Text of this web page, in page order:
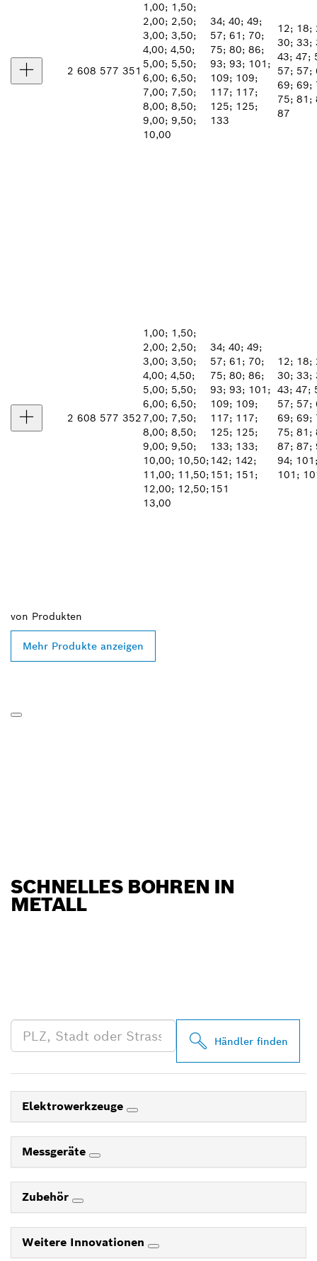
2 608 577 351
1,00; 1,50;
2,00; 2,50;
3,00; 3,50;
4,00; 4,50;
5,00; 5,50;
6,00; 6,50;
7,00; 7,50;
8,00; 8,50;
9,00; 9,50;
10,00
34; 40; 49;
57; 61; 70;
75; 80; 86;
93; 93; 101;
109; 109;
117; 117;
125; 125;
133
12; 18;
30; 33;
43; 47;
57; 57;
69; 69;
75; 81;
87
2 608 577 352
1,00; 1,50;
2,00; 2,50;
3,00; 3,50;
4,00; 4,50;
5,00; 5,50;
6,00; 6,50;
7,00; 7,50;
8,00; 8,50;
9,00; 9,50;
10,00; 10,50;
11,00; 11,50;
12,00; 12,50;
13,00
34; 40; 49;
57; 61; 70;
75; 80; 86;
93; 93; 101;
109; 109;
117; 117;
125; 125;
133; 133;
142; 142;
151; 151;
151
12; 18;
30; 33;
43; 47;
57; 57;
69; 69;
75; 81;
87; 87;
94; 101;
101;
von Produkten
Mehr Produkte anzeigen
SCHNELLES BOHREN IN
METALL
Händler finden
Elektrowerkzeuge
Messgeräte
Zubehör
Weitere Innovationen